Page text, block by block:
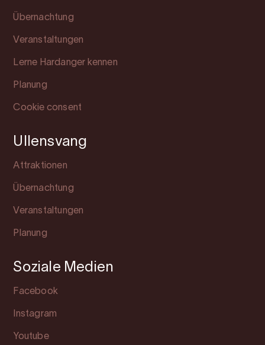
Übernachtung
Veranstaltungen
Lerne Hardanger kennen
Planung
Cookie consent
Ullensvang
Attraktionen
Übernachtung
Veranstaltungen
Planung
Soziale Medien
Facebook
Instagram
Youtube